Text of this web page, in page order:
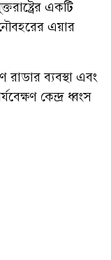
একটি
নৌবহরের এয়ার
ব্যবস্থা এবং
কেন্দ্র ধ্বংস